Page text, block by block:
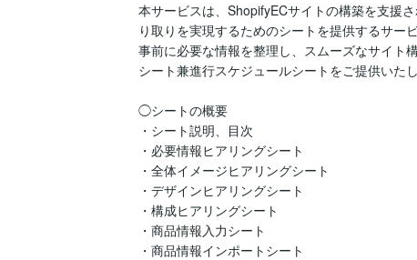
本サービスは、ShopifyECサイトの構築を支援
り取りを実現するためのシートを提供するサービ
事前に必要な情報を整理し、スムーズなサイト
シート兼進行スケジュールシートをご提供いたし
◯シートの概要
・シート説明、目次
・必要情報ヒアリングシート
・全体イメージヒアリングシート
・デザインヒアリングシート
・構成ヒアリングシート
・商品情報入力シート
・商品情報インポートシート